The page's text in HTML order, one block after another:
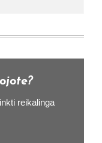
reikalinga